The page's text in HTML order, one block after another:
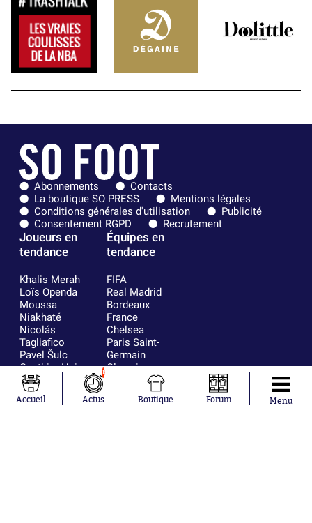
Abonnements
Contacts
La boutique SO PRESS
Mentions légales
Conditions générales d'utilisation
Publicité
Consentement RGPD
Recrutement
Joueurs en
tendance
Khalis Merah
Loïs Openda
Moussa
Niakhaté
Nicolás
Tagliafico
Pavel Šulc
Gauthier Hein
Lionel Messi
Gonzalo
García Torres
Équipes en
tendance
FIFA
Real Madrid
Bordeaux
France
Chelsea
Paris Saint-
Germain
Olympique
RC Strasbourg
Accueil
1
Actus Boutique Forum Menu